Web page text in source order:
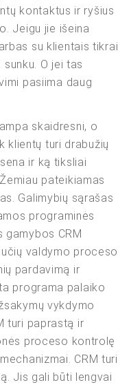
kontaktus ir ryšius
Jeigu jie išeina
su klientais tikrai
O jei tas
pasiima daug
skaidresni, o
klientų turi drabužių
ir ką tiksliai
pateikiamas
Galimybių sąrašas
programinės
CRM
valdymo proceso
pardavimą ir
programa palaiko
vykdymo
turi paprastą ir
proceso kontrolę
CRM turi
Jis gali būti lengvai